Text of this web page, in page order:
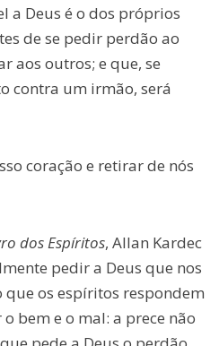
a Deus é o dos próprios
de se pedir perdão ao
aos outros; e que, se
contra um irmão, será
coração e retirar de nós
dos Espíritos, Allan Kardec
pedir a Deus que nos
que os espíritos respondem
bem e o mal: a prece não